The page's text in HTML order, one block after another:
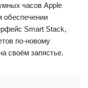
часов Apple
обеспечении
Smart Stack,
по-новому
своём запястье.